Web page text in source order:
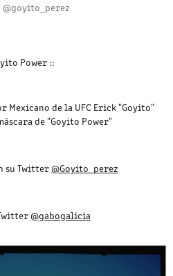
Power ::
de la UFC Erick "Goyito"
de "Goyito Power"
su Twitter@Goyito_perez
@gabogalicia